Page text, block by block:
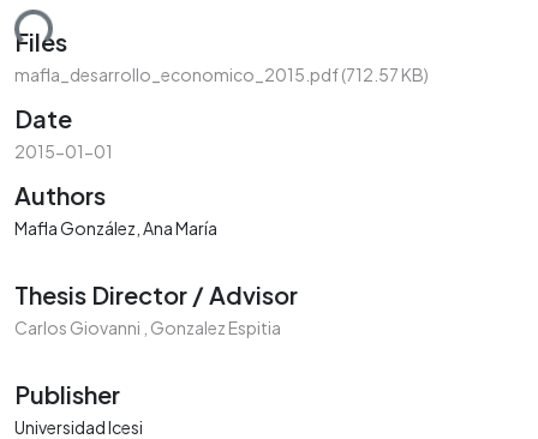
Files
mafla_desarrollo_economico_2015.pdf(712.57 KB)
Date
2015-01-01
Authors
Mafla González, Ana María
Thesis Director / Advisor
Carlos Giovanni , Gonzalez Espitia
Publisher
Universidad Icesi